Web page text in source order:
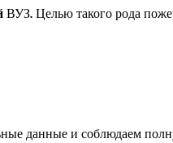
ВУЗ. Целью такого рода
данные и соблюдаем